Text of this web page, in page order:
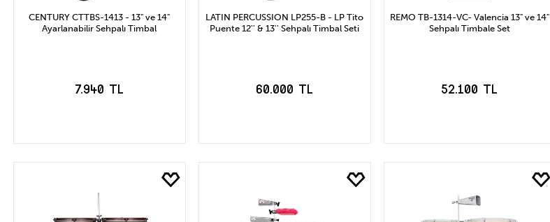
CENTURY CTTBS-1413 - 13" ve 14"
Ayarlanabilir Sehpalı Timbal
7.940 TL
SEPETE EKLE
LATIN PERCUSSION LP255-B - LP Tito
Puente 12'' & 13'' Sehpalı Timbal Seti
60.000 TL
SEPETE EKLE
REMO TB-1314-VC- Valencia 13" ve 14"
Sehpalı Timbale Set
52.100 TL
SEPETE EKLE